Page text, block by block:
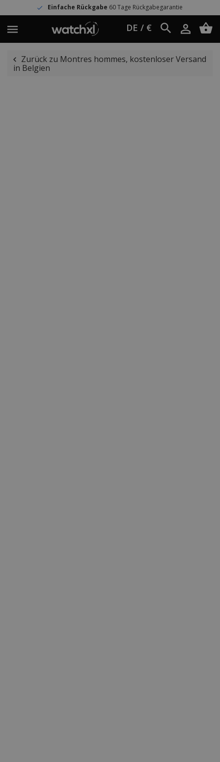
Einfache Rückgabe60 Tage Rückgabegarantie
DE / €
Zurück zu Montres hommes, kostenloser Versand
in Belgien